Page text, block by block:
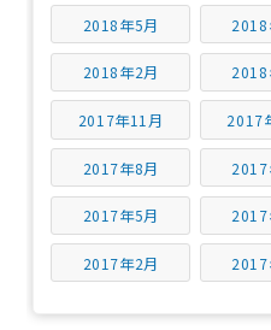
2018年5月 2018
2018年2月 2018
2017年11月 2017
2017年8月 2017
2017年5月 2017
2017年2月 2017